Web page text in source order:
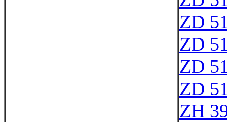
ZD
ZD
ZD
ZD
ZH